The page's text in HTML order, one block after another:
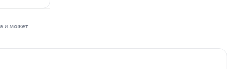
и может